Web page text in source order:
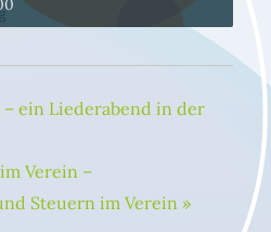
ein Liederabend in der
Verein –
Steuern im Verein »